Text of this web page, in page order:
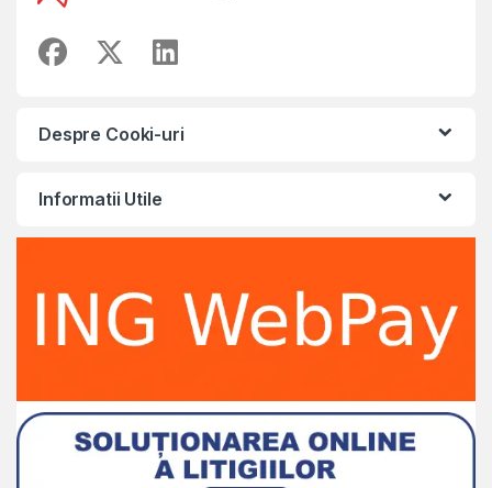
Despre Cooki-uri
Informatii Utile